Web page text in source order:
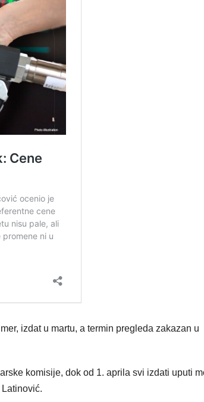
izdat u martu, a termin pregleda zakazan u
komisije, dok od 1. aprila svi izdati uputi